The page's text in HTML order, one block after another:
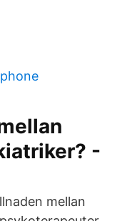
-
mellan